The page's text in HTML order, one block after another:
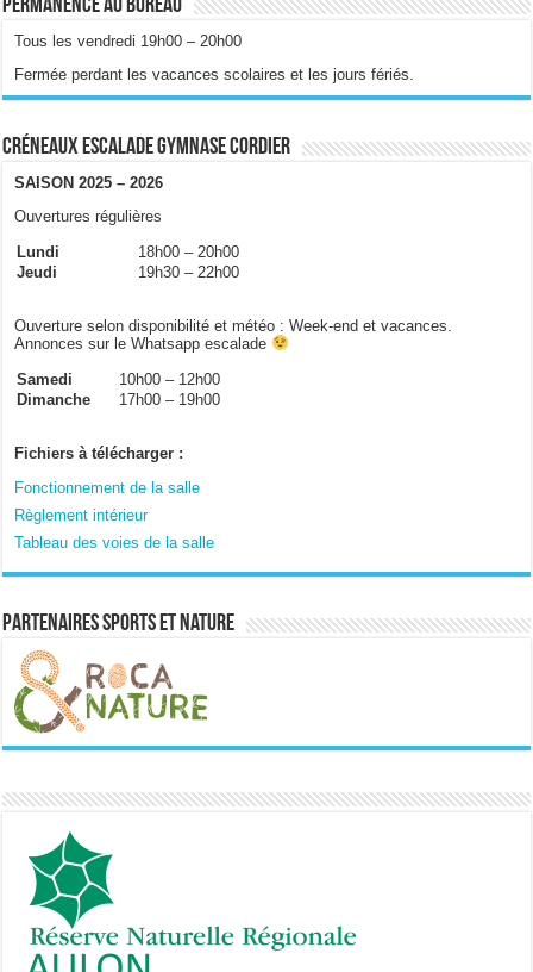
Permanence au bureau
Tous les vendredi 19h00 – 20h00
Fermée perdant les vacances scolaires et les jours fériés.
Créneaux escalade gymnase Cordier
SAISON 2025 – 2026
Ouvertures régulières
Lundi
18h00 – 20h00
Jeudi
19h30 – 22h00
Ouverture selon disponibilité et météo : Week-end et vacances.
Annonces sur le Whatsapp escalade
Samedi
10h00 – 12h00
Dimanche
17h00 – 19h00
Fichiers à télécharger :
Fonctionnement de la salle
Règlement intérieur
Tableau des voies de la salle
Partenaires sports et nature